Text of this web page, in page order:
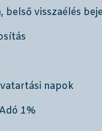
belső visszaélés
napok
1%